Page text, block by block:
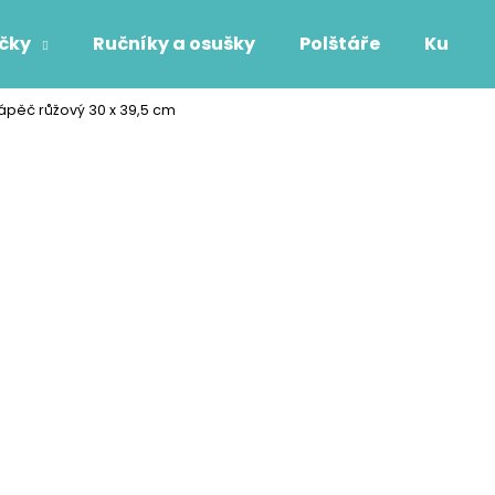
Ručníky a osušky Polštáře
růžový 30 x 39,5 cm
Co potřebujete najít?